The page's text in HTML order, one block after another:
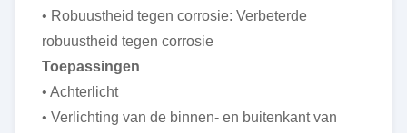
• Robuustheid tegen corrosie: Verbeterde
robuustheid tegen corrosie
Toepassingen
• Achterlicht
• Verlichting van de binnen- en buitenkant van